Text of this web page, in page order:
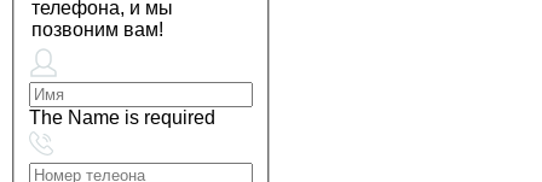
телефона, и мы
позвоним вам!
The Name is required